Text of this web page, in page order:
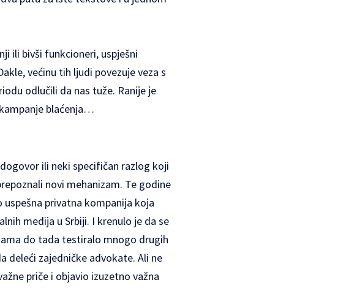
ili bivši funkcioneri, uspješni
većinu tih ljudi povezuje veza s
odlučili da nas tuže. Ranije je
blaćenja…
ili neki specifičan razlog koji
novi mehanizam. Te godine
uspešna privatna kompanija koja
medija u Srbiji. I krenulo je da se
do tada testiralo mnogo drugih
deleći zajedničke advokate. Ali ne
priče i objavio izuzetno važna